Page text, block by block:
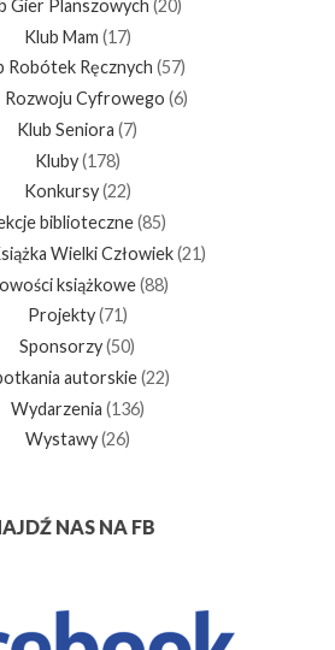
Gier Planszowych (20)
Klub Mam (17)
Robótek Ręcznych (57)
Rozwoju Cyfrowego (6)
Klub Seniora (7)
Kluby(178)
Konkursy(22)
biblioteczne(85)
Wielki Człowiek(21)
książkowe(88)
Projekty(71)
Sponsorzy(50)
autorskie(22)
Wydarzenia (136)
Wystawy(26)
NAS NA FB